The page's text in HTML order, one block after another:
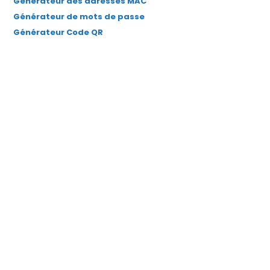
Générateur de mots de passe
Générateur Code QR